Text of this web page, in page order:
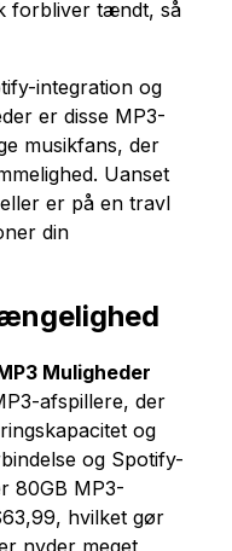
forbliver tændt, så
integration og
er disse MP3-
musikfans, der
Uanset
er på en travl
din
Muligheder
afspillere, der
og
og Spotify-
80GB MP3-
hvilket gør
nyder meget